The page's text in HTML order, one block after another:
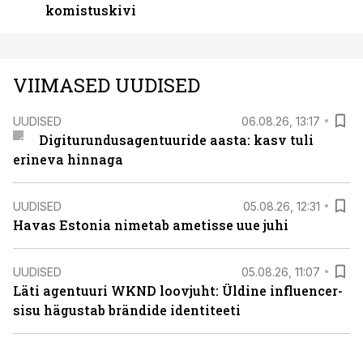
komistuskivi
VIIMASED UUDISED
UUDISED 06.08.26, 13:17
Digiturundusagentuuride aasta: kasv tuli
erineva hinnaga
UUDISED 05.08.26, 12:31
Havas Estonia nimetab ametisse uue juhi
UUDISED 05.08.26, 11:07
Läti agentuuri WKND loovjuht: Üldine influencer-
sisu hägustab brändide identiteeti